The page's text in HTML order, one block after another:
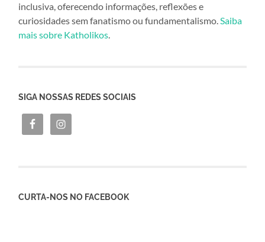
inclusiva, oferecendo informações, reflexões e
curiosidades sem fanatismo ou fundamentalismo.Saiba
mais sobre Katholikos.
SIGA NOSSAS REDES SOCIAIS
CURTA-NOS NO FACEBOOK